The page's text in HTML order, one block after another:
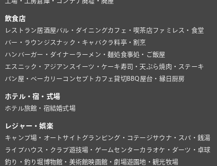
飲食店
レストラン居酒屋バル・ダイニングカフェ・喫茶店ファミレス・食堂
バー・ラウンジ スナック・キャバクラ料亭・割烹
ハンバーガー・ダイナーラーメン・麺処食事処・ご飯屋
エスニック・アジアン スイーツ・ケーキ寿司・天ぷら焼肉・ステーキ
パン屋・ベーカリー コンセプトカフェ貸切BBQ 屋台・縁日 厨房
ホテル・宿・式場
ホテル旅館・宿結婚式場
レジャー・娯楽
キャンプ場・オートサイト グランピング・コテージサウナ・スパ・銭湯
ライブハウス・クラブ遊技場・ゲームセンターカラオケ・ダーツ・卓球
釣り・釣り堀博物館・美術館映画館・劇場遊園地・観光牧場